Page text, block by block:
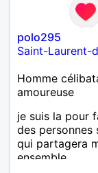
polo295
Saint-Laurent-
Homme
amoureuse
je suis la pour
des
qui partagera
ensemble